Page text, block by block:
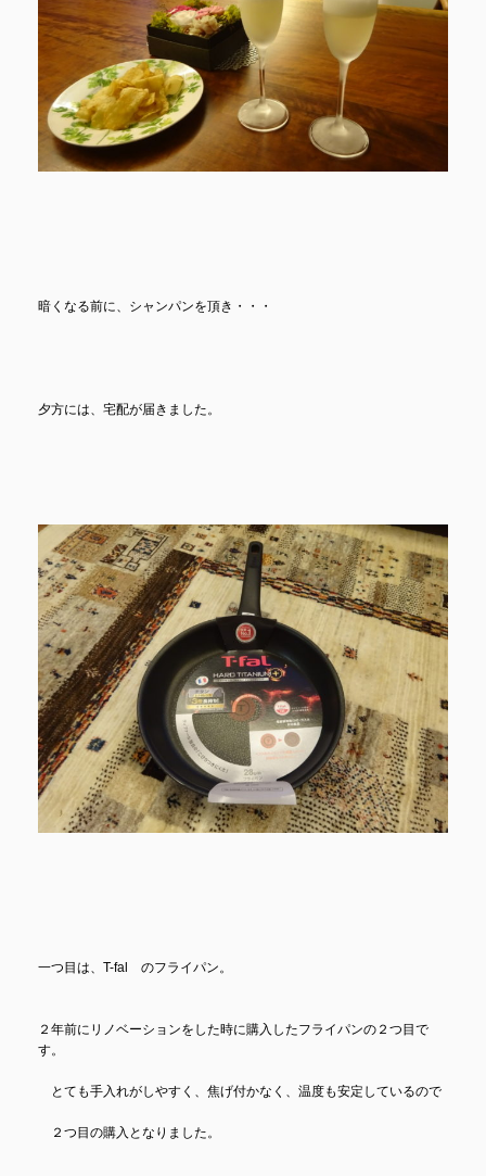
暗くなる前に、シャンパンを頂き・・・
夕方には、宅配が届きました。
一つ目は、T-fal のフライパン。
２年前にリノベーションをした時に購入したフライパンの２つ目で
す。
とても手入れがしやすく、焦げ付かなく、温度も安定しているので
２つ目の購入となりました。